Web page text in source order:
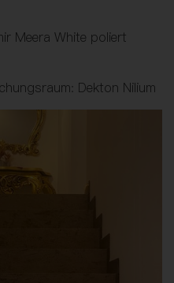
Meera White poliert
Dekton Nilium